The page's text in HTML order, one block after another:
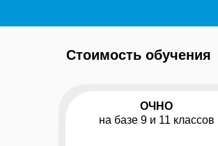
Стоимость обучения
ОЧНО
на базе 9 и 11 классов